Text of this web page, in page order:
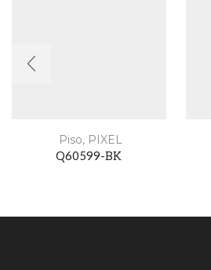
Piso, PIXEL
Q60599-BK